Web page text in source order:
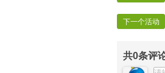
【晚会迎
【时报记
下一个活动
共0条评